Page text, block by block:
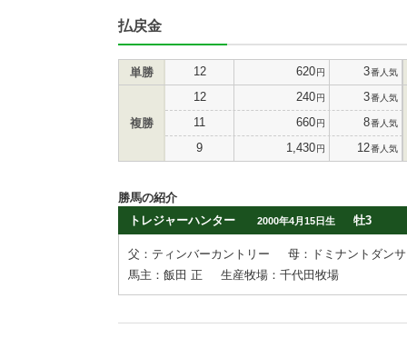
払戻金
単勝 12 620円 3番人気
複勝
12 240円 3番人気
11 660円 8番人気
9 1,430円 12番人気
勝馬の紹介
トレジャーハンター
2000年4月15日生 牡3
父：ティンバーカントリー
母：ドミナントダン
馬主：飯田 正
生産牧場：千代田牧場